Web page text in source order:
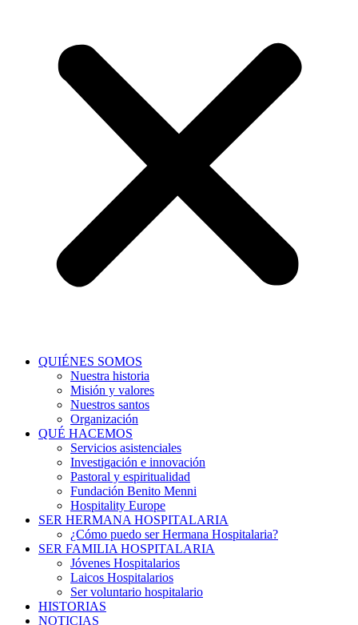
QUIÉNES SOMOS
Nuestra historia
Misión y valores
Nuestros santos
Organización
QUÉ HACEMOS
Servicios asistenciales
Investigación e innovación
Pastoral y espiritualidad
Fundación Benito Menni
Hospitality Europe
SER HERMANA HOSPITALARIA
¿Cómo puedo ser Hermana Hospitalaria?
SER FAMILIA HOSPITALARIA
Jóvenes Hospitalarios
Laicos Hospitalarios
Ser voluntario hospitalario
HISTORIAS
NOTICIAS